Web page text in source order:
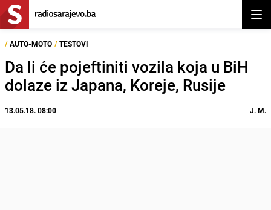
/ AUTO-MOTO / TESTOVI
Da li će pojeftiniti vozila koja u BiH
dolaze iz Japana, Koreje, Rusije
13.05.18. 08:00 J. M.